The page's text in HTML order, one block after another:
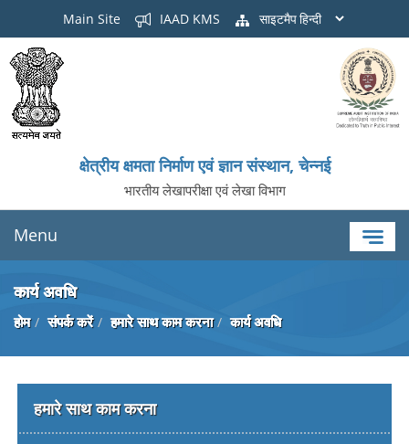
Main Site IAAD KMS साइटमैप
क्षेत्रीय क्षमता निर्माण एवं ज्ञान संस्थान, चेन्नई
भारतीय लेखापरीक्षा एवं लेखा विभाग
Menu
कार्य अवधि
होम संपर्क करें हमारे साथ काम करना कार्य अवधि
हमारे साथ काम करना